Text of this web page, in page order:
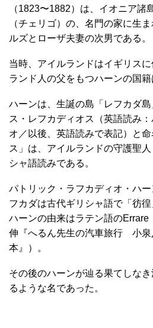
（1823〜1882）は、イオニア諸
（チェリゴ）の、名門の家に生
ルズとローザ夫妻の次男である。
当時、アイルランドはイギリス
ランド人の父をもつハーンの国籍
ハーンは、生誕の島「レフカダ
ス・レフカディオス（英語読み
オ／以後、英語読みで表記）と
ス」は、アイルランドの守護聖
シャ語読みである。
パトリック・ラフカディオ・ハ
フカダは古代ギリシャ語で「彷徨
ハーンの由来はラテン語のErrare
伸『へるん先生の汽車旅行 小泉
本』）。
その後のハーンが辿る果てしな
るような名であった。